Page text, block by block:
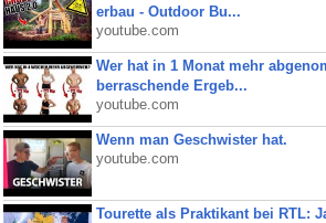
erbau - Outdoor Bu...
youtube.com
Wer hat in 1 Monat mehr
berraschende Ergeb...
youtube.com
Wenn man Geschwister hat.
youtube.com
Tourette als Praktikant bei RTL: